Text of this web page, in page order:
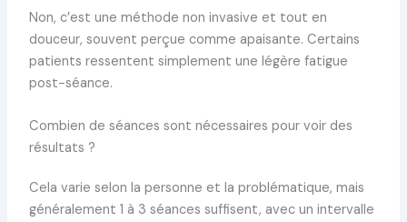
Non, c’est une méthode non invasive et tout en
douceur, souvent perçue comme apaisante. Certains
patients ressentent simplement une légère fatigue
post-séance.
Combien de séances sont nécessaires pour voir des
résultats ?
Cela varie selon la personne et la problématique, mais
généralement 1 à 3 séances suffisent, avec un intervalle